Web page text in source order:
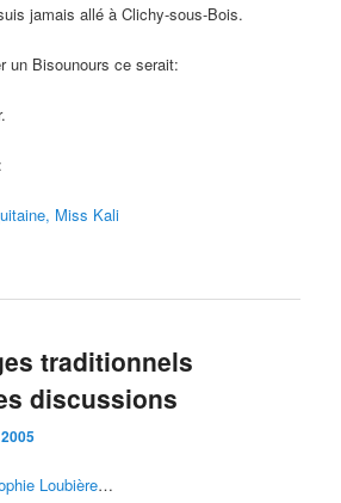
jamais allé à Clichy-sous-Bois.
un Bisounours ce serait:
Miss Kali
traditionnels
discussions
Loubière…